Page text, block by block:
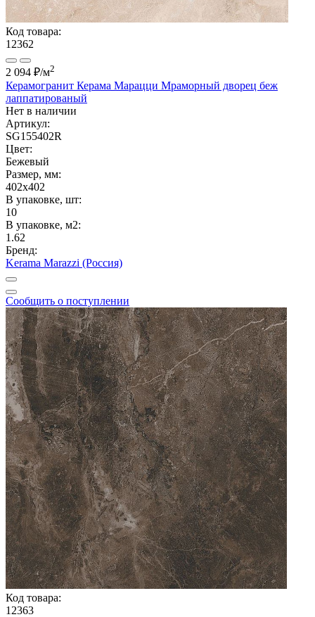
Код товара:
12362
2 094 ₽/м2
Керамогранит Керама Марацци Мраморный дворец беж
лаппатированый
Нет в наличии
Артикул:
SG155402R
Цвет:
Бежевый
Размер, мм:
402x402
В упаковке, шт:
10
В упаковке, м2:
1.62
Бренд:
Kerama Marazzi (Россия)
Сообщить о поступлении
Код товара:
12363